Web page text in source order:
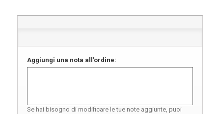
Aggiungi una nota all'ordine:
Se hai bisogno di modificare le tue note aggiunte, puoi